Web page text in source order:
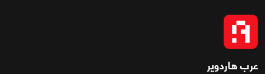
عرب هاردوير